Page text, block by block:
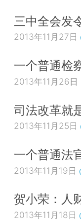
三中全会发
2013年11月27日
一个普通检
2013年11月26日
司法改革就
2013年11月25日
一个普通法
2013年11月19日
贺小荣：人
2013年11月18日